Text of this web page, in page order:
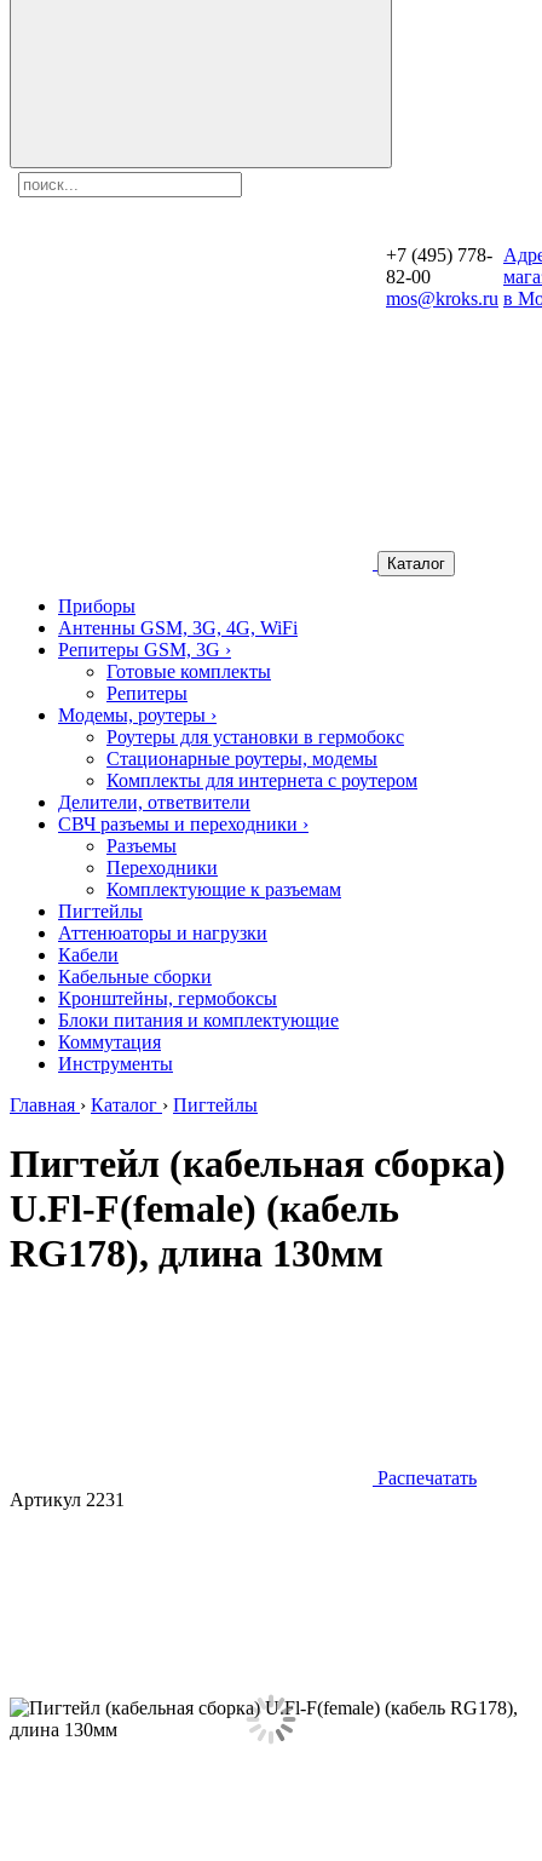
+7 (495) 778-
82-00
mos@kroks.ru в
Каталог
Приборы
Антенны GSM, 3G, 4G, WiFi
Репитеры GSM, 3G ›
Готовые комплекты
Репитеры
Модемы, роутеры ›
Роутеры для установки в гермобокс
Стационарные роутеры, модемы
Комплекты для интернета с роутером
Делители, ответвители
СВЧ разъемы и переходники ›
Разъемы
Переходники
Комплектующие к разъемам
Пигтейлы
Аттенюаторы и нагрузки
Кабели
Кабельные сборки
Кронштейны, гермобоксы
Блоки питания и комплектующие
Коммутация
Инструменты
Главная › Каталог › Пигтейлы
Пигтейл (кабельная сборка)
U.Fl-F(female) (кабель
RG178), длина 130мм
Распечатать
Артикул 2231